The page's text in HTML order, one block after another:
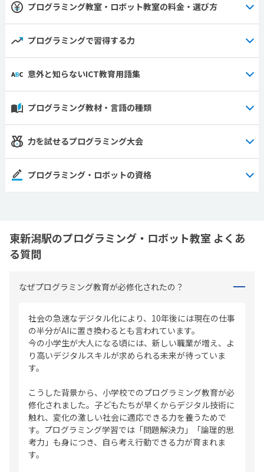
プログラミング教室・ロボット教室の料金・選び方
プログラミングで習得する力
意外と知らないICT教育用語集
プログラミング教材・言語の種類
力を試せるプログラミング大会
プログラミング・ロボットの資格
東新潟駅のプログラミング・ロボット教室 よくあ
る質問
なぜプログラミング教育が必修化されたの？
社会の急速なデジタル化により、10年後には現在の仕事
の半分がAIに置き換わるとも言われています。
今の小学生が大人になる頃には、新しい職業が増え、よ
り高いデジタルスキルが求められる未来が待っていま
す。
こうした背景から、小学校でのプログラミング教育が必
修化されました。子どもたちが早くからデジタル技術に
触れ、変化の激しい社会に適応できる力を養うためで
す。プログラミング学習では「問題解決力」「論理的思
考力」も身につき、自ら考え行動できる力が育まれま
す。